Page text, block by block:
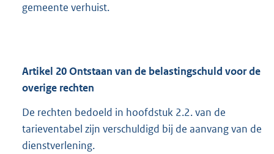
gemeente verhuist.
Artikel 20Ontstaan van de belastingschuld voor de
overige rechten
De rechten bedoeld in hoofdstuk 2.2. van de
tarieventabel zijn verschuldigd bij de aanvang van de
dienstverlening.